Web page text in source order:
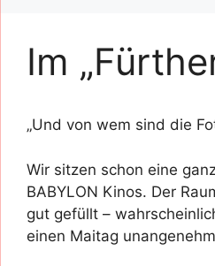
Im
„Und von wem sind die
Wir sitzen schon eine
BABYLON Kinos. Der
gut gefüllt –
einen Maitag